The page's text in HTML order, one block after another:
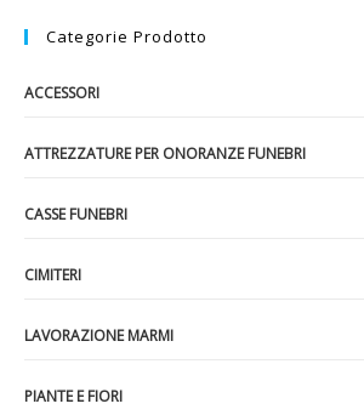
Categorie Prodotto
ACCESSORI
ATTREZZATURE PER ONORANZE FUNEBRI
CASSE FUNEBRI
CIMITERI
LAVORAZIONE MARMI
PIANTE E FIORI